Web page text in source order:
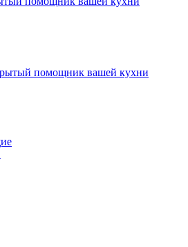
помощник вашей кухни